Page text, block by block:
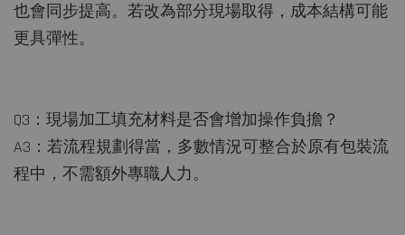
也會同步提高。若改為部分現場取得，成本結構可能
更具彈性。
Q3：現場加工填充材料是否會增加操作負擔？
A3：若流程規劃得當，多數情況可整合於原有包裝流
程中，不需額外專職人力。